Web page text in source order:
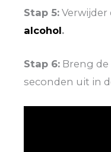
Stap 5:
alcohol.
Stap 6: Breng de
seconden uit in